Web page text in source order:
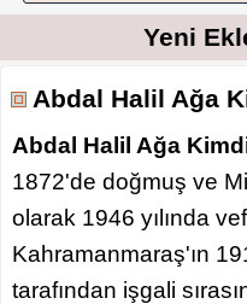
Yeni
Abdal Halil Ağa
Abdal Halil Ağa
1872'de doğmuş ve
olarak 1946 yılında
Kahramanmaraş'ın
tarafından işgali